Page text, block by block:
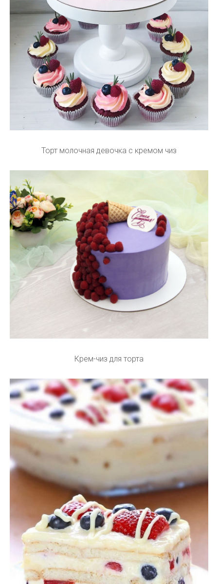
Торт молочная девочка с кремом чиз
Крем-чиз для торта